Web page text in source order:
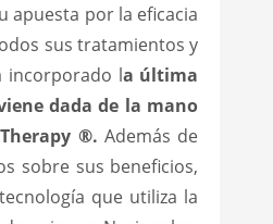
apuesta por la eficacia
sus tratamientos y
incorporado la última
dada de la mano
®. Además de
sobre sus beneficios,
que utiliza la